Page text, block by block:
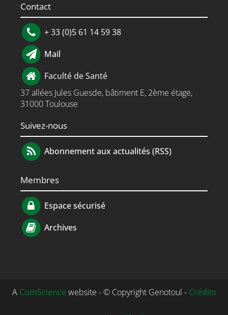
Contact
+ 33 (0)5 61 14 59 38
Mail
Faculté de Santé
37 allées Jules Guesde, bâtiment E, 2ème étage,
31000 Toulouse
Suivez-nous
Abonnement aux actualités (RSS)
Membres
Espace sécurisé
Archives
A ComSciencewebsite - © Copyright Genotoul - Crédits